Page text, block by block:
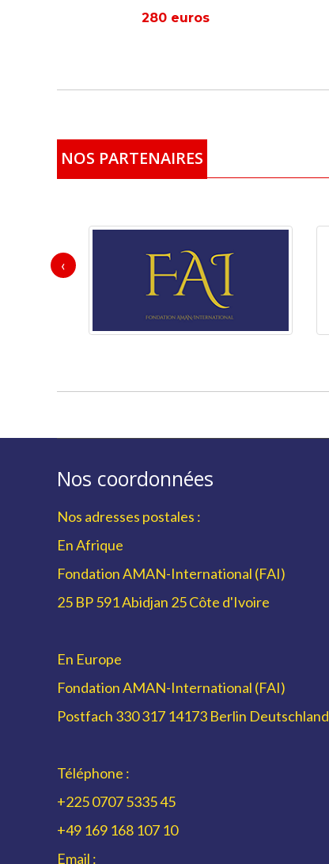
280 euros
NOS PARTENAIRES
‹
Nos coordonnées
Nos adresses postales :
En Afrique
Fondation AMAN-International (FAI)
25 BP 591 Abidjan 25 Côte d'Ivoire
En Europe
Fondation AMAN-International (FAI)
Postfach 330 317 14173 Berlin Deutschland
Téléphone :
+225 0707 5335 45
+49 169 168 107 10
Email :